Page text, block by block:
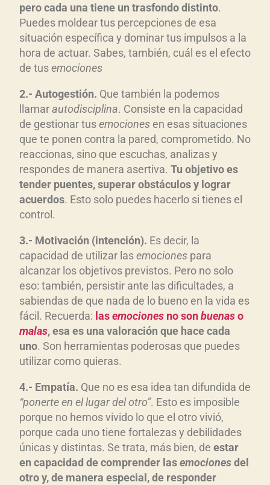
pero cada una tiene un trasfondo distinto.
Puedes moldear tus percepciones de esa
situación específica y dominar tus impulsos a la
hora de actuar. Sabes, también, cuál es el efecto
de tusemociones
2.- Autogestión. Que también la podemos
llamarautodisciplina. Consiste en la capacidad
de gestionar tusemociones en esas situaciones
que te ponen contra la pared, comprometido. No
reaccionas, sino que escuchas, analizas y
respondes de manera asertiva. Tu objetivo es
tender puentes, superar obstáculos y lograr
acuerdos. Esto solo puedes hacerlo si tienes el
control.
3.- Motivación (intención). Es decir, la
capacidad de utilizar lasemociones para
alcanzar los objetivos previstos. Pero no solo
eso: también, persistir ante las dificultades, a
sabiendas de que nada de lo bueno en la vida es
fácil. Recuerda: lasemociones no sonbuenaso
malas, esa es una valoración que hace cada
uno. Son herramientas poderosas que puedes
utilizar como quieras.
4.- Empatía. Que no es esa idea tan difundida de
“ponerte en el lugar del otro”. Esto es imposible
porque no hemos vivido lo que el otro vivió,
porque cada uno tiene fortalezas y debilidades
únicas y distintas. Se trata, más bien, de estar
en capacidad de comprender lasemocionesdel
otro y, de manera especial, de responder